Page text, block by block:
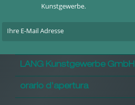
Kunstgewerbe.
LANG Kunstgewerbe GmbH
orario d'apertura